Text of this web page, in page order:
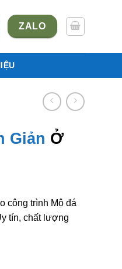
ZALO
Giản Ở
công trình Mộ đá
tín, chất lượng